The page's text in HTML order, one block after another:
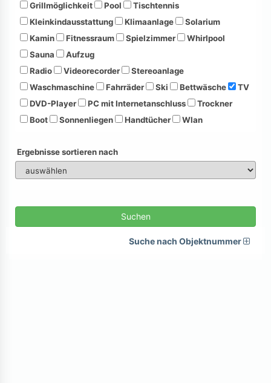
Grillmöglichkeit
Pool
Tischtennis
Kleinkindausstattung
Klimaanlage
Solarium
Kamin
Fitnessraum Spielzimmer
Whirlpool
Sauna
Aufzug
Radio
Videorecorder
Stereoanlage
Waschmaschine
Fahrräder Ski Bettwäsche
TV
DVD-Player
PC mit Internetanschluss
Trockner
Boot
Sonnenliegen Handtücher Wlan
Ergebnisse sortieren nach
Suchen
Suche nach Objektnummer